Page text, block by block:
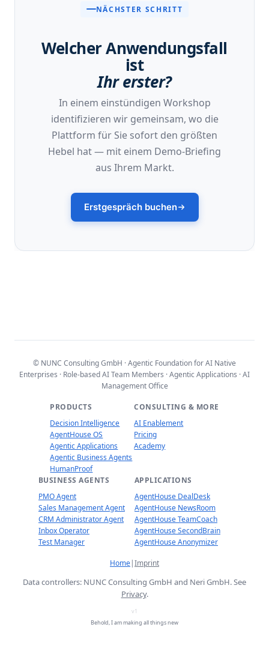
NÄCHSTER SCHRITT
Welcher Anwendungsfall
ist
Ihr erster?
In einem einstündigen Workshop
identifizieren wir gemeinsam, wo die
Plattform für Sie sofort den größten
Hebel hat — mit einem Demo-Briefing
aus Ihrem Markt.
Erstgespräch buchen
© NUNC Consulting GmbH · Agentic Foundation for AI Native
Enterprises · Role-based AI Team Members · Agentic Applications · AI
Management Office
PRODUCTS
Decision Intelligence
AgentHouse OS
Agentic Applications
Agentic Business Agents
HumanProof
CONSULTING & MORE
AI Enablement
Pricing
Academy
BUSINESS AGENTS
PMO Agent
Sales Management Agent
CRM Administrator Agent
Inbox Operator
Test Manager
APPLICATIONS
AgentHouse DealDesk
AgentHouse NewsRoom
AgentHouse TeamCoach
AgentHouse SecondBrain
AgentHouse Anonymizer
Home|Imprint
Data controllers: NUNC Consulting GmbH and Neri GmbH. See
Privacy.
v1
Behold, I am making all things new